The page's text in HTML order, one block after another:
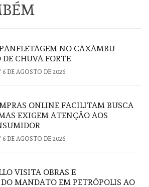
NO CAXAMBU
DE CHUVA FORTE
6 DE AGOSTO DE 2026
ONLINE FACILITAM BUSCA
EXIGEM ATENÇÃO AOS
6 DE AGOSTO DE 2026
VISITA OBRAS E
MANDATO EM PETRÓPOLIS AO